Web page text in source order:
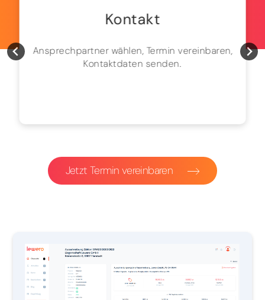
Kontakt
Ansprechpartner wählen, Termin vereinbaren,
Kontaktdaten senden.
Jetzt Termin vereinbaren